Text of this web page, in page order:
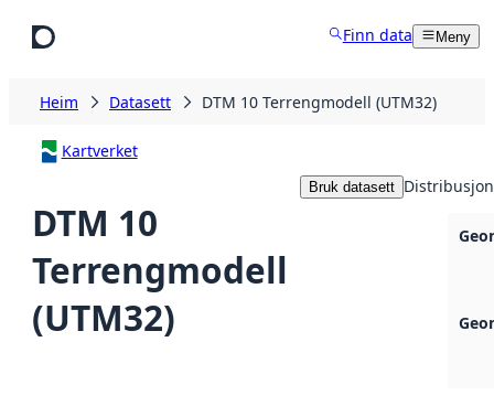
Finn data Meny
Heim Datasett DTM 10 Terrengmodell (UTM32)
Kartverket
DTM 10
Terrengmodell
(UTM32)
Bruk datasett